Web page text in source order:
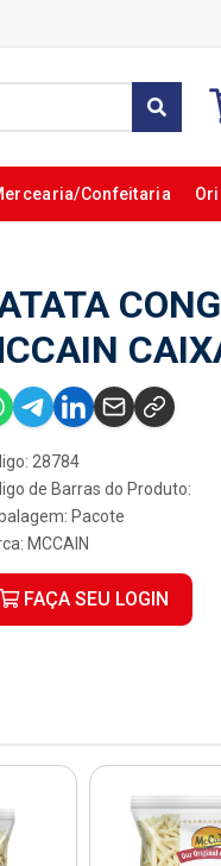
Confeitaria
28784
de Barras do Produto:
Pacote
MCCAIN
FAÇA SEU LOGIN